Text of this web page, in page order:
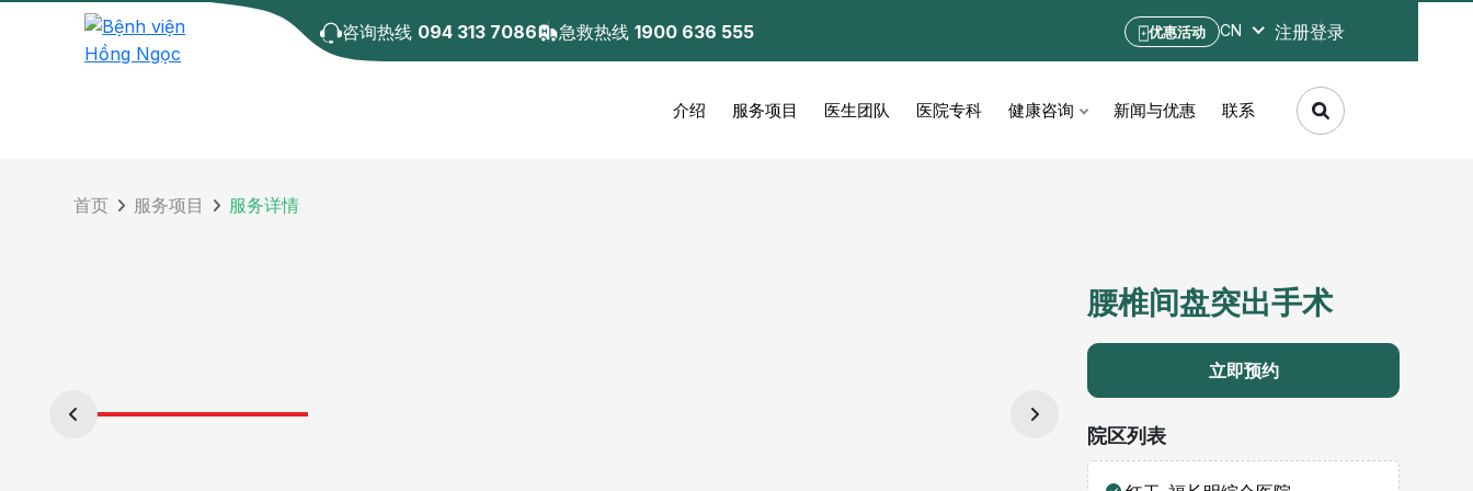
咨询热线 094 313 7086 急救热线1900 636 555 优惠活动 CN 注册登录
介绍 服务项目 医生团队 医院专科 健康咨询 新闻与优惠 联系
首页 服务项目 服务详情
腰椎间盘突出手术
立即预约
院区列表